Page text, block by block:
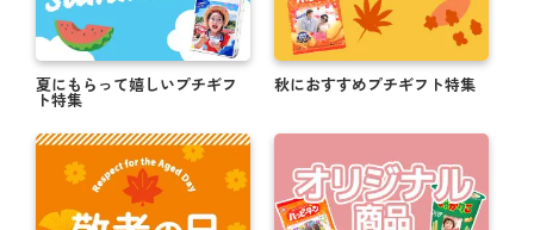
夏にもらって嬉しいプチギフ
ト特集
秋におすすめプチギフト特集